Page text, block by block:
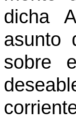
dicha
asunto
sobre